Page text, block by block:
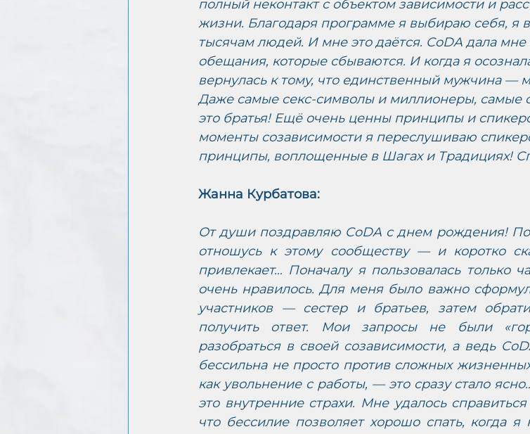
полный неконтакт с объектом зависимости и
жизни. Благодаря программе я выбираю себя, я
тысячам людей. И мне это даётся. CoDA дала
обещания, которые сбываются. И когда я
вернулась к тому, что единственный мужчина —
Даже самые секс-символы и миллионеры,
это братья! Ещё очень ценны принципы и
моменты созависимости я переслушиваю
принципы, воплощенные в Шагах и Традициях!
Жанна Курбатова:
От души поздравляю CoDA с днем рождения!
отношусь к этому сообществу — и коротко
привлекает… Поначалу я пользовалась только
очень нравилось. Для меня было важно
участников — сестер и братьев, затем
получить ответ. Мои запросы не были
разобраться в своей созависимости, а ведь
бессильна не просто против сложных
как увольнение с работы, — это сразу стало
это внутренние страхи. Мне удалось
что бессилие позволяет хорошо спать, когда